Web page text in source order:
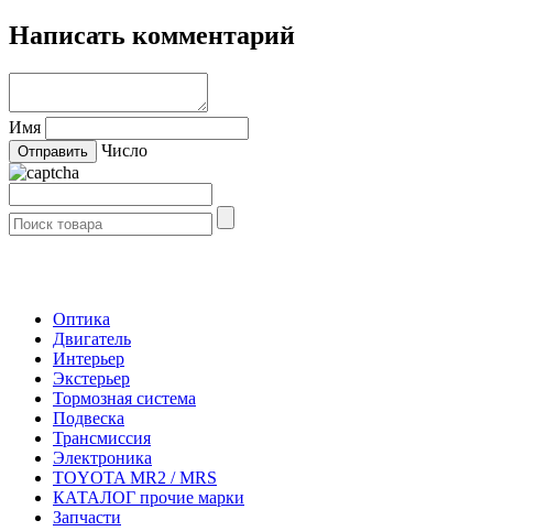
Написать комментарий
Имя
Число
Оптика
Двигатель
Интерьер
Экстерьер
Тормозная система
Подвеска
Трансмиссия
Электроника
TOYOTA MR2 / MRS
КАТАЛОГ прочие марки
Запчасти